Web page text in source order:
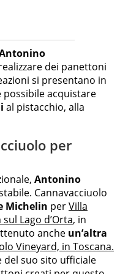
dei panettoni
si presentano in
possibile acquistare
al pistacchio, alla
per
Antonino
Cannavacciuolo
Michelin perVilla
Lago d’Orta, in
anche un’altra
Vineyard, in Toscana.
del suo sito ufficiale